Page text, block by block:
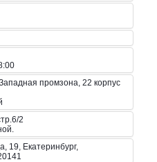
промзона, 22 корпус
2
19, Екатеринбург,